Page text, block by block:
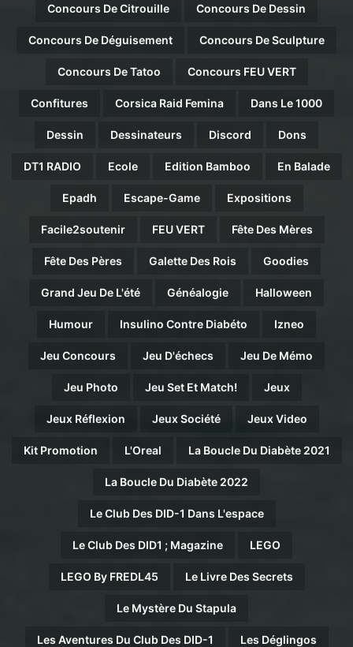
Concours De Citrouille Concours De Dessin
Concours De Déguisement Concours De Sculpture
Concours De Tatoo Concours FEU VERT
Confitures Corsica Raid Femina Dans Le 1000
Dessin Dessinateurs Discord Dons
DT1 RADIO Ecole Edition Bamboo En Balade
Epadh Escape-Game Expositions
Facile2soutenir FEU VERT Fête Des Mères
Fête Des Pères Galette Des Rois Goodies
Grand Jeu De L'été Généalogie Halloween
Humour Insulino Contre Diabéto Izneo
Jeu Concours Jeu D'échecs Jeu De Mémo
Jeu Photo Jeu Set Et Match! Jeux
Jeux Réflexion Jeux Société Jeux Video
Kit Promotion L'Oreal La Boucle Du Diabète 2021
La Boucle Du Diabète 2022
Le Club Des DID-1 Dans L'espace
Le Club Des DID1 ; Magazine LEGO
LEGO By FREDL45 Le Livre Des Secrets
Le Mystère Du Stapula
Les Aventures Du Club Des DID-1 Les Déglingos